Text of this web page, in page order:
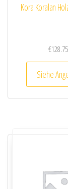
Kora Koralan
€128.75
Siehe